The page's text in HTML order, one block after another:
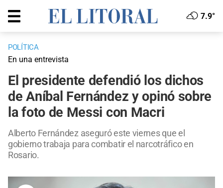
7.9°
POLÍTICA
En una entrevista
El presidente defendió los dichos
de Aníbal Fernández y opinó sobre
la foto de Messi con Macri
Alberto Fernández aseguró este viernes que el
gobierno trabaja para combatir el narcotráfico en
Rosario.